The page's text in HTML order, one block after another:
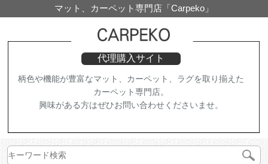
マット、カーペット専門店「Carpeko」
代理購入サイト
柄色や機能が豊富なマット、カーペット、ラグを取り揃えた
カーペット専門店。
興味がある方はぜひお問い合わせくださいませ。